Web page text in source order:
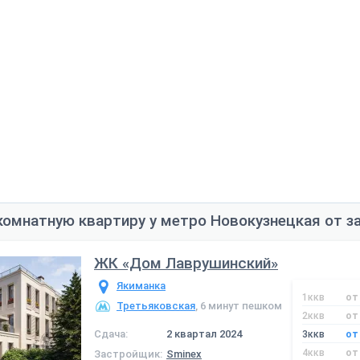
квартиру у метро Новокузнецкая от
ЖК «Дом Лаврушинский»
Якиманка
Третьяковская, 6 минут пешком
Сдача:
2 квартал 2024
Застройщик: Sminex
1ккв
от
2ккв
от
3ккв
от
4ккв
от